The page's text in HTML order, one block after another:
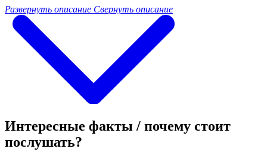
Развернуть описание Свернуть описание
Интересные факты / почему стоит
послушать?